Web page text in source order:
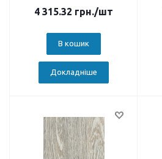
4 315.32 грн./шт
В кошик
Докладніше